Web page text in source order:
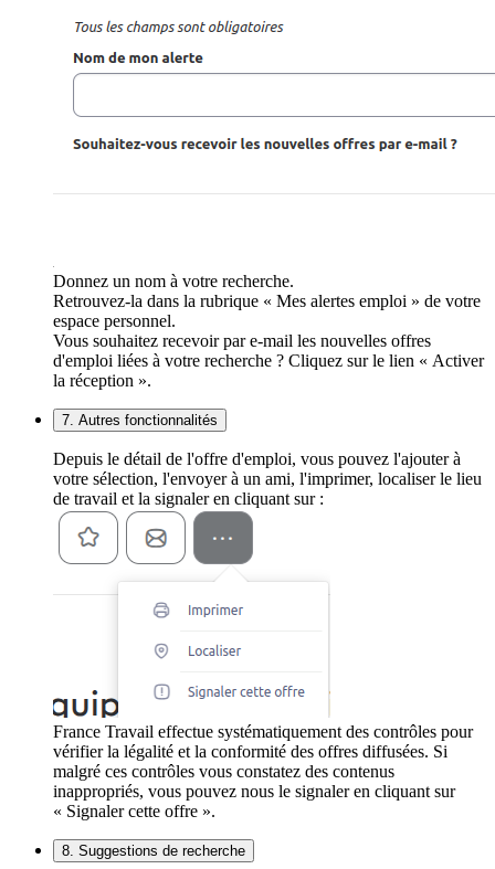
Donnez un nom à votre recherche.
Retrouvez-la dans la rubrique « Mes alertes emploi » de votre
espace personnel.
Vous souhaitez recevoir par e-mail les nouvelles offres
d'emploi liées à votre recherche ? Cliquez sur le lien « Activer
la réception ».
7. Autres fonctionnalités
Depuis le détail de l'offre d'emploi, vous pouvez l'ajouter à
votre sélection, l'envoyer à un ami, l'imprimer, localiser le lieu
de travail et la signaler en cliquant sur :
France Travail effectue systématiquement des contrôles pour
vérifier la légalité et la conformité des offres diffusées. Si
malgré ces contrôles vous constatez des contenus
inappropriés, vous pouvez nous le signaler en cliquant sur
« Signaler cette offre ».
8. Suggestions de recherche